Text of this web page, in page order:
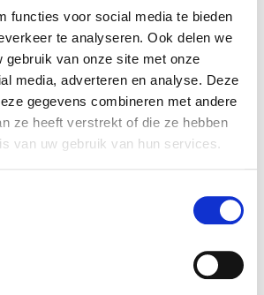
functies voor social media te bieden
te analyseren. Ook delen we
gebruik van onze site met onze
media, adverteren en analyse. Deze
gegevens combineren met andere
ze heeft verstrekt of die ze hebben
van uw gebruik van hun services.